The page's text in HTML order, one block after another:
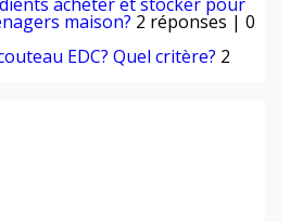
maison? 2 réponses | 0
EDC? Quel critère? 2